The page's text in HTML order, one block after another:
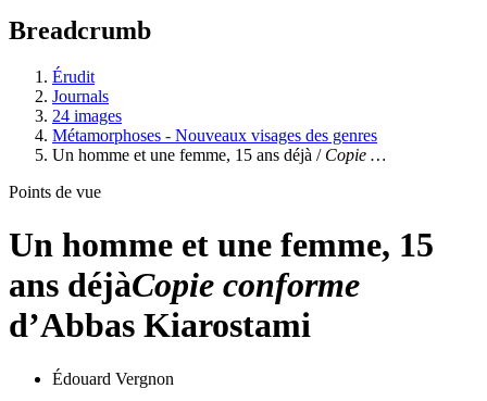
Breadcrumb
Érudit
Journals
24 images
Métamorphoses - Nouveaux visages des genres
Un homme et une femme, 15 ans déjà / Copie …
Points de vue
Un homme et une femme, 15
ans déjàCopie conforme
d’Abbas Kiarostami
Édouard Vergnon